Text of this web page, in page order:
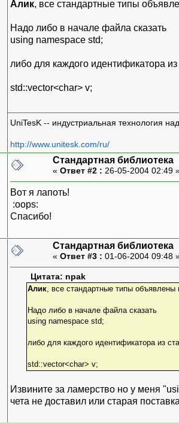
Алик, все стандартные типы
Надо либо в начале файла сказать
using namespace std;
либо для каждого идентификатора
std::vector<char> v;
UniTesK -- индустриальная технология
http://www.unitesk.com/ru/
Стандартная библиотека
« Ответ #2 : 26-05-2004 02:49
Вот я лапоть!
:oops:
Спасибо!
Стандартная библиотека
« Ответ #3 : 01-06-2004 09:48
Цитата: npak
Алик, все стандартные типы объявлены
Надо либо в начале файла сказать
using namespace std;
либо для каждого идентификатора из
std::vector<char> v;
Извините за ламерство но у меня
чета не доставил или старая